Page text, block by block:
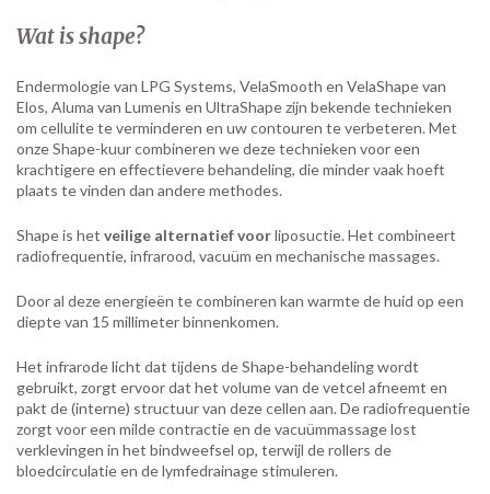
Wat is shape?
Endermologie van LPG Systems, VelaSmooth en VelaShape van
Elos, Aluma van Lumenis en UltraShape zijn bekende technieken
om cellulite te verminderen en uw contouren te verbeteren. Met
onze Shape-kuur combineren we deze technieken voor een
krachtigere en effectievere behandeling, die minder vaak hoeft
plaats te vinden dan andere methodes.
Shape is het veilige alternatief voorliposuctie. Het combineert
radiofrequentie, infrarood, vacuüm en mechanische massages.
Door al deze energieën te combineren kan warmte de huid op een
diepte van 15 millimeter binnenkomen.
Het infrarode licht dat tijdens de Shape-behandeling wordt
gebruikt, zorgt ervoor dat het volume van de vetcel afneemt en
pakt de (interne) structuur van deze cellen aan. De radiofrequentie
zorgt voor een milde contractie en de vacuümmassage lost
verklevingen in het bindweefsel op, terwijl de rollers de
bloedcirculatie en de lymfedrainage stimuleren.